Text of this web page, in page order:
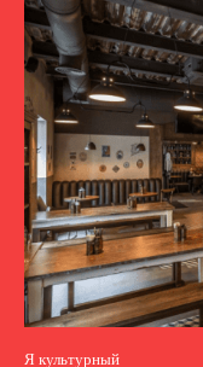
Я культурный